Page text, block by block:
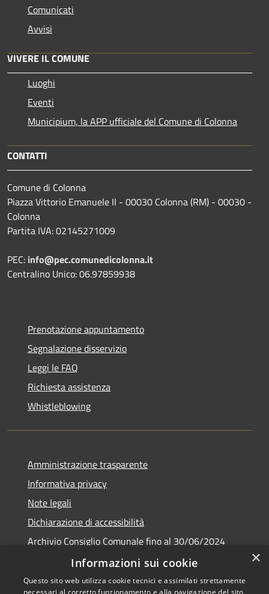
Comunicati
Avvisi
VIVERE IL COMUNE
Luoghi
Eventi
Municipium, la APP ufficiale del Comune di Colonna
CONTATTI
Comune di Colonna
Piazza Vittorio Emanuele II - 00030 Colonna (RM) - 00030 -
Colonna
Partita IVA: 02145271009
PEC: info@pec.comunedicolonna.it
Centralino Unico: 06.97859938
Prenotazione appuntamento
Segnalazione disservizio
Leggi le FAQ
Richiesta assistenza
Whistleblowing
Amministrazione trasparente
Informativa privacy
Note legali
Dichiarazione di accessibilità
Archivio Consiglio Comunale fino al 30/06/2024
Consiglio Comunale Online
×
Informazioni sui cookie
Questo sito web utilizza cookie tecnici e assimilati strettamente
necessari al corretto funzionamento e alla navigazione del sito,